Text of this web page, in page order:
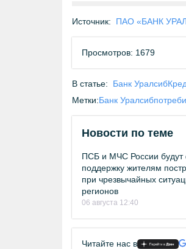
Источник: ПАО «БАНК
Просмотров: 1679
В статье: Банк Уралсиб
Метки:Банк Уралсиб
Новости по теме
ПСБ и МЧС России будут
поддержку жителям
при чрезвычайных
регионов
06 августа 12:40
Читайте нас в